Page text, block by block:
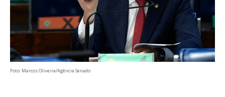
Foto: Marcos Oliveira/Agência Senado